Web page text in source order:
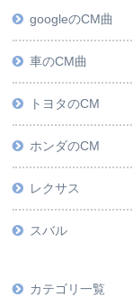
googleのCM曲
車のCM曲
トヨタのCM
ホンダのCM
レクサス
スバル
カテゴリ一覧